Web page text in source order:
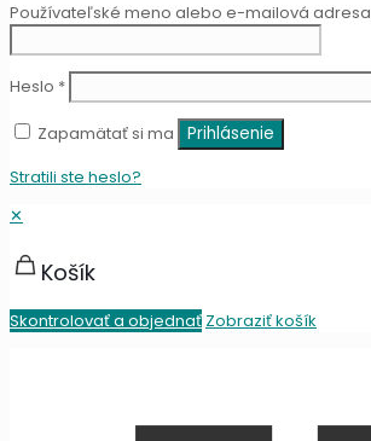
Používateľské meno alebo e-mailová adresa
Heslo *
Zapamätať si ma
Prihlásenie
Stratili ste heslo?
✕
Košík
Skontrolovať a objednať Zobraziť košík